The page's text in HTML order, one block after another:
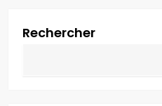
Rechercher